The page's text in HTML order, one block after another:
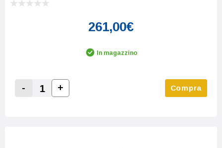
261,00€
In magazzino
Decrease Quantity:
-
Increase Quantity:
+ Compra